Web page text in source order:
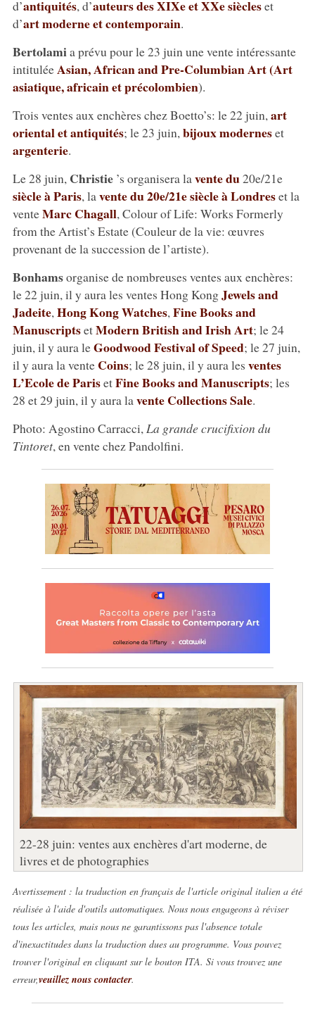
d’antiquités, d’auteurs des XIXe et XXe siècleset
d’art moderne et contemporain.
Bertolamia prévu pour le 23 juin une vente intéressante
intituléeAsian, African and Pre-Columbian Art (Art
asiatique, africain et précolombien).
Trois ventes aux enchères chez Boetto’s: le 22 juin, art
oriental et antiquités; le 23 juin, bijoux moderneset
argenterie.
Le 28 juin, Christie’s organisera la vente du20e/21e
siècle à Paris, la vente du 20e/21e siècle à Londreset la
venteMarc Chagall, Colour of Life: Works Formerly
from the Artist’s Estate (Couleur de la vie: œuvres
provenant de la succession de l’artiste).
Bonhamsorganise de nombreuses ventes aux enchères:
le 22 juin, il y aura les ventes Hong KongJewels and
Jadeite, Hong Kong Watches, Fine Books and
ManuscriptsetModern British and Irish Art; le 24
juin, il y aura leGoodwood Festival of Speed; le 27 juin,
il y aura la vente Coins; le 28 juin, il y aura les ventes
L’Ecole de ParisetFine Books and Manuscripts; les
28 et 29 juin, il y aura la vente Collections Sale.
Photo: Agostino Carracci, La grande crucifixion du
Tintoret, en vente chez Pandolfini.
22-28 juin: ventes aux enchères d'art moderne, de
livres et de photographies
Avertissement : la traduction en français de l'article original italien a été
réalisée à l'aide d'outils automatiques. Nous nous engageons à réviser
tous les articles, mais nous ne garantissons pas l'absence totale
d'inexactitudes dans la traduction dues au programme. Vous pouvez
trouver l'original en cliquant sur le bouton ITA. Si vous trouvez une
erreur,veuillez nous contacter.